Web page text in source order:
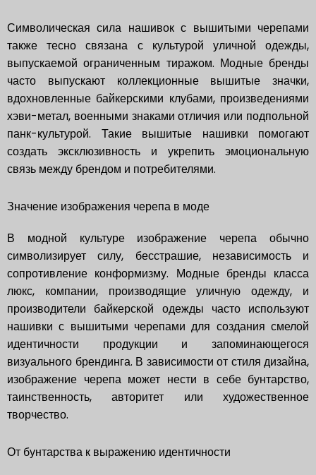
Символическая сила нашивок с вышитыми черепами
также тесно связана с культурой уличной одежды,
выпускаемой ограниченным тиражом. Модные бренды
часто выпускают коллекционные вышитые значки,
вдохновленные байкерскими клубами, произведениями
хэви-метал, военными знаками отличия или подпольной
панк-культурой. Такие вышитые нашивки помогают
создать эксклюзивность и укрепить эмоциональную
связь между брендом и потребителями.
Значение изображения черепа в моде
В модной культуре изображение черепа обычно
символизирует силу, бесстрашие, независимость и
сопротивление конформизму. Модные бренды класса
люкс, компании, производящие уличную одежду, и
производители байкерской одежды часто используют
нашивки с вышитыми черепами для создания смелой
идентичности продукции и запоминающегося
визуального брендинга. В зависимости от стиля дизайна,
изображение черепа может нести в себе бунтарство,
таинственность, авторитет или художественное
творчество.
От бунтарства к выражению идентичности